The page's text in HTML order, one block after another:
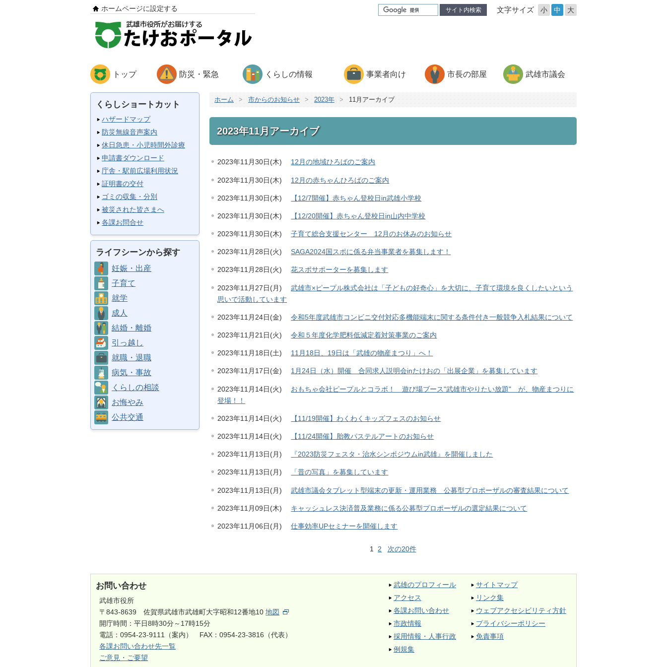
サイト内検索 文字サイズ 小 中 大
ホームページに設定する
トップ 防災・緊急 くらしの情報 事業者向け 市長の部屋 武雄市議会
くらしショートカット
ハザードマップ
防災無線音声案内
休日急患・小児時間外診療
申請書ダウンロード
庁舎・駅前広場利用状況
証明書の交付
ゴミの収集・分別
被災された皆さまへ
各課お問合せ
ライフシーンから探す
妊娠・出産
子育て
就学
成人
結婚・離婚
引っ越し
就職・退職
病気・事故
くらしの相談
お悔やみ
公共交通
ホーム > 市からのお知らせ > 2023年 > 11月アーカイブ
2023年11月アーカイブ
2023年11月30日(木) 12月の地域ひろばのご案内
2023年11月30日(木) 12月の赤ちゃんひろばのご案内
2023年11月30日(木) 【12/7開催】赤ちゃん登校日in武雄小学校
2023年11月30日(木) 【12/20開催】赤ちゃん登校日in山内中学校
2023年11月30日(木) 子育て総合支援センター 12月のお休みのお知らせ
2023年11月28日(火) SAGA2024国スポに係る弁当事業者を募集します！
2023年11月28日(火) 花スポサポーターを募集します
2023年11月27日(月)
武雄市×ピープル株式会社は「子どもの好奇心」を大切に、子育て環境を良くしたいという
思いで活動しています
2023年11月24日(金) 令和5年度武雄市コンビニ交付対応多機能端末に関する条件付き一般競争入札結果について
2023年11月21日(火) 令和５年度化学肥料低減定着対策事業のご案内
2023年11月18日(土) 11月18日、19日は「武雄の物産まつり」へ！
2023年11月17日(金) 1月24日（水）開催 合同求人説明会inたけおの「出展企業」を募集しています
2023年11月14日(火)
おもちゃ会社ピープルとコラボ！ 遊び場ブース"武雄市やりたい放題" が、物産まつりに
登場！！
2023年11月14日(火) 【11/19開催】わくわくキッズフェスのお知らせ
2023年11月14日(火) 【11/24開催】胎教パステルアートのお知らせ
2023年11月13日(月) 『2023防災フェスタ・治水シンポジウムin武雄』を開催しました
2023年11月13日(月) 「昔の写真」を募集しています
2023年11月13日(月) 武雄市議会タブレット型端末の更新・運用業務 公募型プロポーザルの審査結果について
2023年11月09日(木) キャッシュレス決済普及業務に係る公募型プロポーザルの選定結果について
2023年11月06日(月) 仕事効率UPセミナーを開催します
1 2 次の20件
お問い合わせ
武雄市役所
〒843-8639 佐賀県武雄市武雄町大字昭和12番地10地図
開庁時間：平日8時30分～17時15分
電話：0954-23-9111（案内） FAX：0954-23-3816（代表）
各課お問い合わせ先一覧
ご意見・ご要望
武雄のプロフィール
アクセス
各課お問い合わせ
市政情報
採用情報・人事行政
例規集
サイトマップ
リンク集
ウェブアクセシビリティ方針
プライバシーポリシー
免責事項